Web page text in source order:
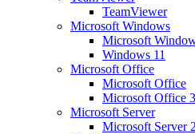
TeamViewer
Microsoft Windows
Microsoft
Windows 11
Microsoft Office
Microsoft Office
Microsoft Office
Microsoft Server
Microsoft Server